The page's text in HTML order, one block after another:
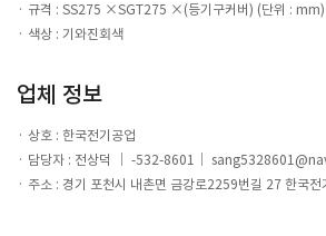
규격 : SS275 ×SGT275 ×(등기구커버) (단위 : mm)
색상 : 기와진회색
업체 정보
상호 : 한국전기공업
담당자 : 전상덕 ｜ -532-8601｜
주소 : 경기 포천시 내촌면 금강로2259번길 27 한국전